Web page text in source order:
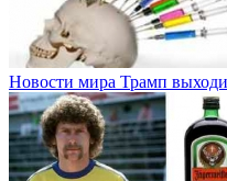
Новости мира Трамп